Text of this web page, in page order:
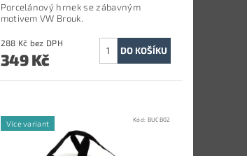
Porcelánový hrnek se zábavným
motivem VW Brouk.
288 Kč bez DPH
349 Kč
Více variant Kód: BUCB02